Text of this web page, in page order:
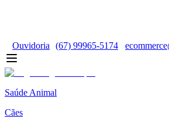
Ouvidoria (67) 99965-5174
Saúde Animal
Cães